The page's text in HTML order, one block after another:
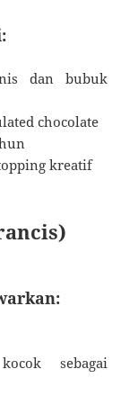
dan bubuk
chocolate
kreatif
sebagai